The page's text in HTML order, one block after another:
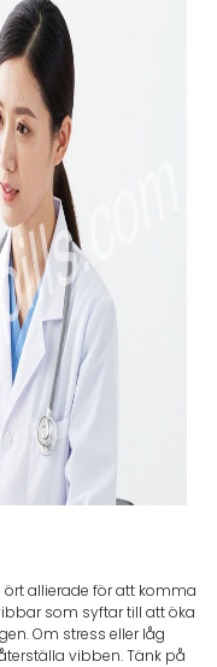
allierade för att komma
som syftar till att öka
Om stress eller låg
vibben. Tänk på